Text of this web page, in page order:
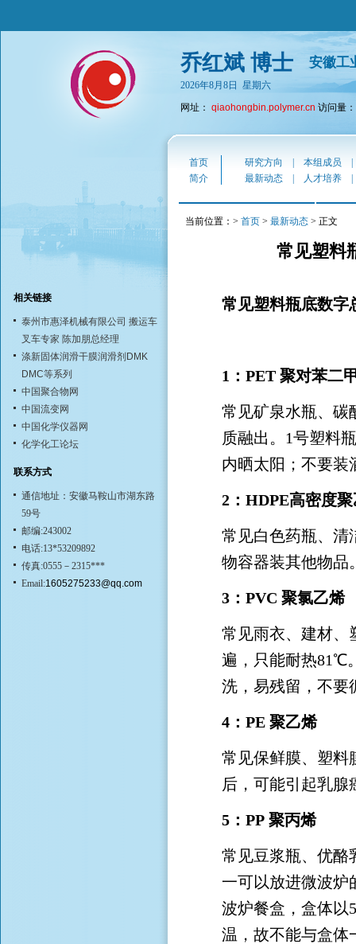
乔红斌 博士 安徽工
2026年8月8日 星期六
网址： qiaohongbin.polymer.cn 访问量
相关链接
泰州市惠泽机械有限公司 搬运车
叉车专家 陈加朋总经理
涤新固体润滑干膜润滑剂DMK
DMC等系列
中国聚合物网
中国流变网
中国化学仪器网
化学化工论坛
联系方式
通信地址：安徽马鞍山市湖东路
59号
邮编:243002
电话:13*53209892
传真:0555－2315***
Email:1605275233@qq.com
首页 研究方向 本组成员
简介
最新动态 人才培养
当前位置：> 首页 > 最新动态 > 正文
常见塑料
常见塑料瓶底数字
1：PET 聚对苯二
常见矿泉水瓶、碳
质融出。1号塑料
内晒太阳；不要装
2：HDPE高密度
常见白色药瓶、清
物容器装其他物
3：PVC 聚氯乙烯
常见雨衣、建材、
遍，只能耐热81℃
洗，易残留，不
4：PE 聚乙烯
常见保鲜膜、塑料
后，可能引起乳
5：PP 聚丙烯
常见豆浆瓶、优酪
一可以放进微波炉
波炉餐盒，盒体以
温，故不能与盒